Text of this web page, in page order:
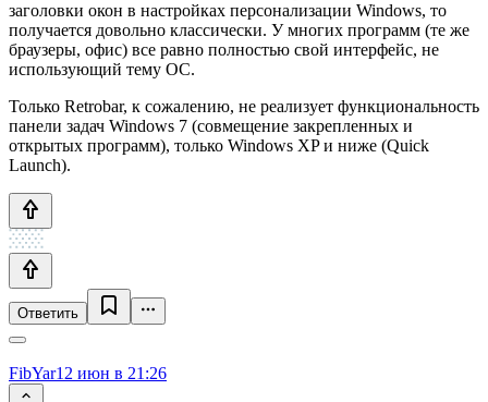
заголовки окон в настройках персонализации Windows, то
получается довольно классически. У многих программ (те же
браузеры, офис) все равно полностью свой интерфейс, не
использующий тему ОС.
Только Retrobar, к сожалению, не реализует функциональность
панели задач Windows 7 (совмещение закрепленных и
открытых программ), только Windows XP и ниже (Quick
Launch).
Ответить
FibYar12 июн в 21:26